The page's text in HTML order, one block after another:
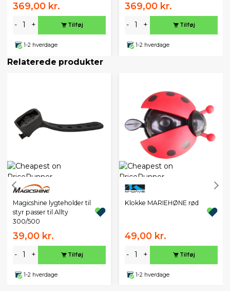
369,00 kr.
- + Tilføj
1-2 hverdage
369,00 kr.
- + Tilføj
1-2 hverdage
Relaterede produkter
Magicshine lygteholder til
styr passer til Allty
300/500
39,00 kr.
- + Tilføj
1-2 hverdage
Klokke MARIEHØNE rød
49,00 kr.
- + Tilføj
1-2 hverdage